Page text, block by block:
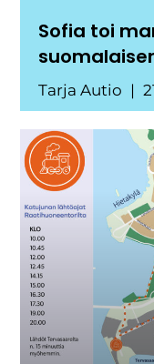
Sofia toi
Tarja Autio